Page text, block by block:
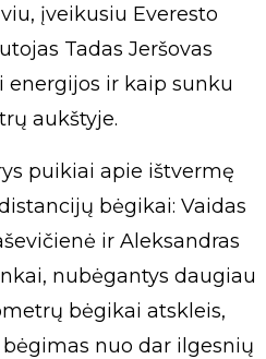
įveikusiu Everesto
Tadas Jeršovas
energijos ir kaip sunku
aukštyje.
puikiai apie ištvermę
bėgikai: Vaidas
ir Aleksandras
nubėgantys daugiau
bėgikai atskleis,
nuo dar ilgesnių